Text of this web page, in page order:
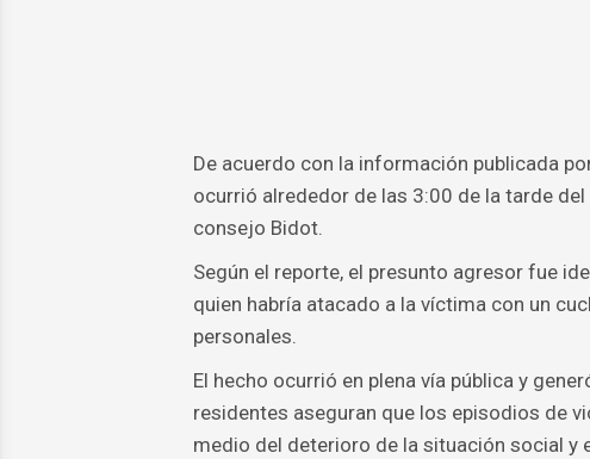
De acuerdo con la información publicada
ocurrió alrededor de las 3:00 de la tarde
consejo Bidot.
Según el reporte, el presunto agresor fue
quien habría atacado a la víctima con un
personales.
El hecho ocurrió en plena vía pública y
residentes aseguran que los episodios de
medio del deterioro de la situación social y